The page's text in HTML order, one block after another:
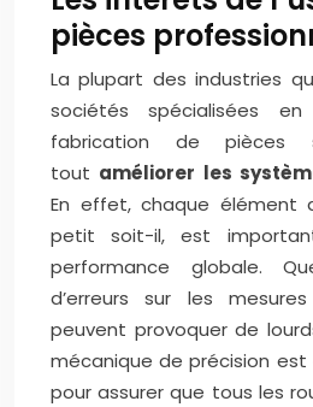
pièces
La plupart des industries
sociétés spécialisées
fabrication de pièces
tout améliorer les
En effet, chaque élément
petit soit-il, est
performance globale.
d’erreurs sur les
peuvent provoquer de
mécanique de précision est
pour assurer que tous les